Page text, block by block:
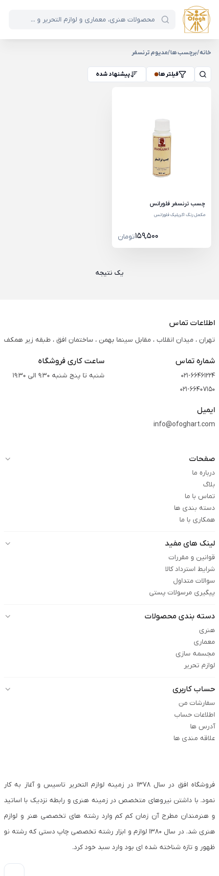
خانه/برچسب ها/مدیوم ترنسفر
فیلتر ها پیشنهاد شده
چسب ترنسفر فلورانس
مکمل رنگ اکریلیک فلورانس
159,500تومان
یک نتیجه
اطلاعات تماس
تهران ، میدان انقلاب ، مقابل سینما بهمن ، ساختمان افق ، طبقه زیر همکف
شماره تماس
021-66461224
021-66407150
ساعت کاری فروشگاه
شنبه تا پنج شنبه 9:30 الی 19:30
ایمیل
info@ofoghart.com
صفحات
درباره ما
بلاگ
تماس با ما
دسته بندی ها
همکاری با ما
لینک های مفید
قوانین و مقررات
شرایط استرداد کالا
سوالات متداول
پیگیری مرسولات پستی
دسته بندی محصولات
هنری
معماری
مجسمه سازی
لوازم تحریر
حساب کاربری
سفارشات من
اطلاعات حساب
آدرس ها
علاقه مندی ها
فروشگاه افق در سال ۱۳۷۸ در زمینه لوازم التحریر تاسیس و آغاز به کار
نمود. با داشتن نیروهای متخصص در زمینه هنری و رابطه نزدیک با اساتید
و هنرمندان مطرح آن زمان کم کم وارد رشته های تخصصی هنر و لوازم
هنری شد. در سال ۱۳۸۰ لوازم و ابزار رشته تخصصی چاپ دستی که رشته نو
ظهور و تازه شناخته شده ای بود وارد سبد خود کرد.